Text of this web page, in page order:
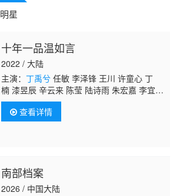
明星
十年一品温如言
2022 / 大陆
主演： 丁禹兮任敏 李泽锋 王川 许童心 丁
楠 漆昱辰 辛云来 陈莹 陆诗雨 朱宏嘉 李宜
娟 陶慧敏
查看详情
南部档案
2026 / 中国大陆